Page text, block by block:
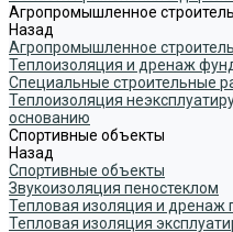
Агропромышленное
Назад
Агропромышленное
Теплоизоляция и дренаж
Специальные строительные
Теплоизоляция
основанию
Спортивные объекты
Назад
Спортивные объекты
Звукоизоляция пеностеклом
Тепловая изоляция и дренаж
Тепловая изоляция